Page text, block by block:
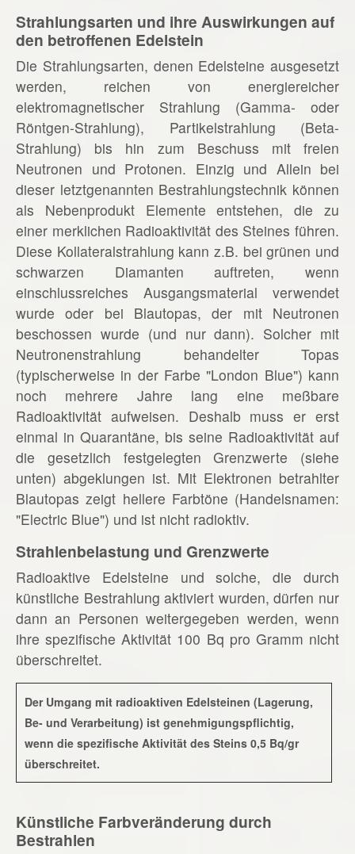
Strahlungsarten und ihre Auswirkungen auf
den betroffenen Edelstein
Die Strahlungsarten, denen Edelsteine ausgesetzt
werden, reichen von energiereicher
elektromagnetischer Strahlung (Gamma- oder
Röntgen-Strahlung), Partikelstrahlung (Beta-
Strahlung) bis hin zum Beschuss mit freien
Neutronen und Protonen. Einzig und Allein bei
dieser letztgenannten Bestrahlungstechnik können
als Nebenprodukt Elemente entstehen, die zu
einer merklichen Radioaktivität des Steines führen.
Diese Kollateralstrahlung kann z.B. bei grünen und
schwarzen Diamanten auftreten, wenn
einschlussreiches Ausgangsmaterial verwendet
wurde oder bei Blautopas, der mit Neutronen
beschossen wurde (und nur dann). Solcher mit
Neutronenstrahlung behandelter Topas
(typischerweise in der Farbe "London Blue") kann
noch mehrere Jahre lang eine meßbare
Radioaktivität aufweisen. Deshalb muss er erst
einmal in Quarantäne, bis seine Radioaktivität auf
die gesetzlich festgelegten Grenzwerte (siehe
unten) abgeklungen ist. Mit Elektronen betrahlter
Blautopas zeigt hellere Farbtöne (Handelsnamen:
"Electric Blue") und ist nicht radioktiv.
Strahlenbelastung und Grenzwerte
Radioaktive Edelsteine und solche, die durch
künstliche Bestrahlung aktiviert wurden, dürfen nur
dann an Personen weitergegeben werden, wenn
ihre spezifische Aktivität 100 Bq pro Gramm nicht
überschreitet.
Der Umgang mit radioaktiven Edelsteinen (Lagerung,
Be- und Verarbeitung) ist genehmigungspflichtig,
wenn die spezifische Aktivität des Steins 0,5 Bq/gr
überschreitet.
Künstliche Farbveränderung durch
Bestrahlen